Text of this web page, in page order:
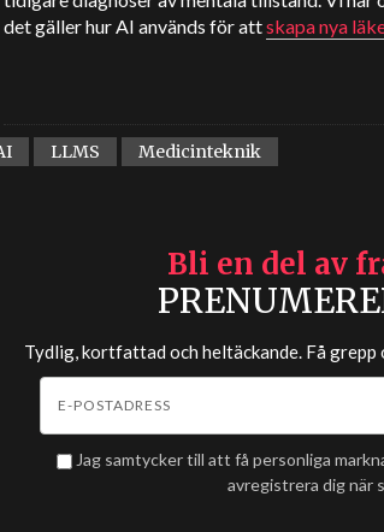
det gäller hur AI används för attskapa nya
LLMS Medicinteknik
Bli en del av
Tydlig, kortfattad och heltäckande. Få grepp
Jag samtycker till att få personliga
avregistrera dig när